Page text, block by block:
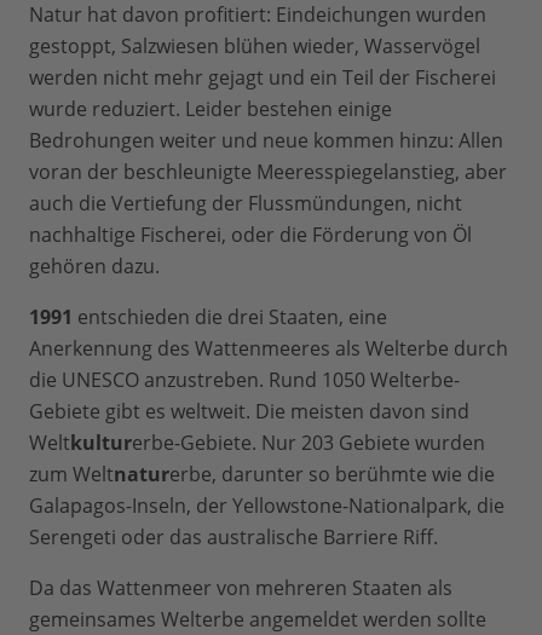
Natur hat davon profitiert: Eindeichungen wurden
gestoppt, Salzwiesen blühen wieder, Wasservögel
werden nicht mehr gejagt und ein Teil der Fischerei
wurde reduziert. Leider bestehen einige
Bedrohungen weiter und neue kommen hinzu: Allen
voran der beschleunigte Meeresspiegelanstieg, aber
auch die Vertiefung der Flussmündungen, nicht
nachhaltige Fischerei, oder die Förderung von Öl
gehören dazu.
1991 entschieden die drei Staaten, eine
Anerkennung des Wattenmeeres als Welterbe durch
die UNESCO anzustreben. Rund 1050 Welterbe-
Gebiete gibt es weltweit. Die meisten davon sind
Weltkulturerbe-Gebiete. Nur 203 Gebiete wurden
zum Weltnaturerbe, darunter so berühmte wie die
Galapagos-Inseln, der Yellowstone-Nationalpark, die
Serengeti oder das australische Barriere Riff.
Da das Wattenmeer von mehreren Staaten als
gemeinsames Welterbe angemeldet werden sollte